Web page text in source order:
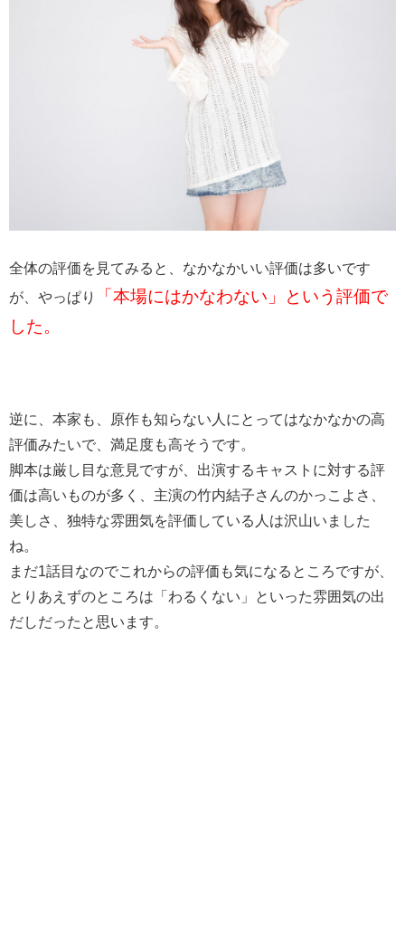
全体の評価を見てみると、なかなかいい評価は多いです
が、やっぱり
「本場にはかなわない」という評価で
した。
逆に、本家も、原作も知らない人にとってはなかなかの高
評価みたいで、満足度も高そうです。
脚本は厳し目な意見ですが、出演するキャストに対する評
価は高いものが多く、主演の竹内結子さんのかっこよさ、
美しさ、独特な雰囲気を評価している人は沢山いました
ね。
まだ1話目なのでこれからの評価も気になるところですが、
とりあえずのところは「わるくない」といった雰囲気の出
だしだったと思います。